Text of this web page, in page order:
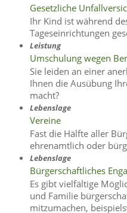
Gesetzliche
Ihr Kind ist während
Tageseinrichtungen
Leistung
Umschulung wegen
Sie leiden an einer
Ihnen die Ausübung
macht?
Lebenslage
Vereine
Fast die Hälfte aller
ehrenamtlich oder
Lebenslage
Bürgerschaftliches
Es gibt vielfältige
und Familie
mitzumachen,